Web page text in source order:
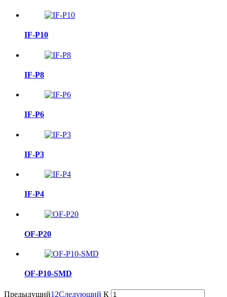
IF-P10
IF-P8
IF-P6
IF-P3
IF-P4
OF-P20
OF-P10-SMD
Предыдущий1 2Следующий К